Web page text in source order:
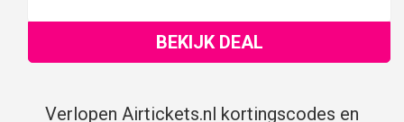
BEKIJK DEAL
Verlopen Airtickets.nl kortingscodes en